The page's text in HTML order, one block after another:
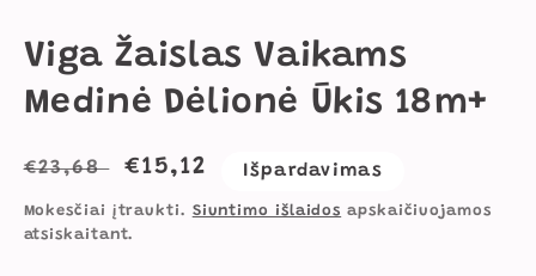
Viga Žaislas Vaikams
Medinė Dėlionė Ūkis 18m+
Įprasta
kaina
€23,68
Išpardavimo
kaina
€15,12 Išpardavimas
Mokesčiai įtraukti. Siuntimo išlaidos apskaičiuojamos
atsiskaitant.